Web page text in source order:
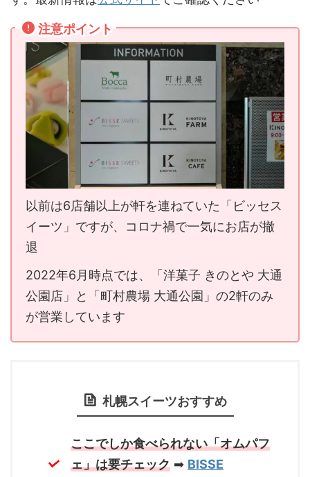
注意ポイント
以前は6店舗以上が軒を連ねていた「ビッセス
イーツ」ですが、コロナ禍で一気にお店が撤
退
2022年6月時点では、「洋菓子 きのとや 大通
公園店」と「町村農場 大通公園」の2軒のみ
が営業しています
札幌スイーツおすすめ
ここでしか食べられない「オムパフ
ェ」は要チェック ➡ BISSE